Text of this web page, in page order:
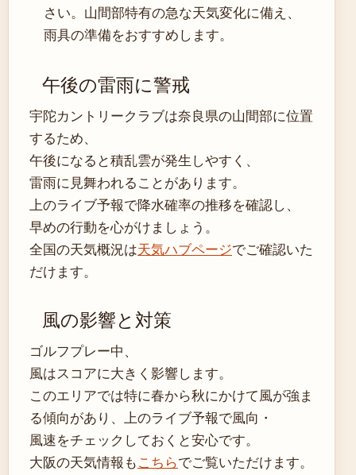
さい。山間部特有の急な天気変化に備え、
雨具の準備をおすすめします。
午後の雷雨に警戒
宇陀カントリークラブは奈良県の山間部に位置
するため、
午後になると積乱雲が発生しやすく、
雷雨に見舞われることがあります。
上のライブ予報で降水確率の推移を確認し、
早めの行動を心がけましょう。
全国の天気概況は天気ハブページでご確認いた
だけます。
風の影響と対策
ゴルフプレー中、
風はスコアに大きく影響します。
このエリアでは特に春から秋にかけて風が強ま
る傾向があり、上のライブ予報で風向・
風速をチェックしておくと安心です。
大阪の天気情報もこちらでご覧いただけます。